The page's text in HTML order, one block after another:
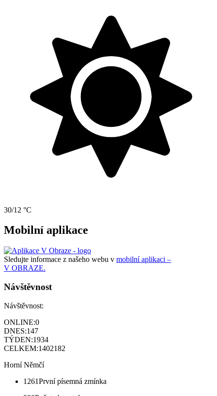
30/12 °C
Mobilní aplikace
Sledujte informace z našeho webu v mobilní aplikaci –
V OBRAZE.
Návštěvnost
Návštěvnost:
ONLINE:0
DNES:147
TÝDEN:1934
CELKEM:1402182
Horní Němčí
1261První písemná zmínka